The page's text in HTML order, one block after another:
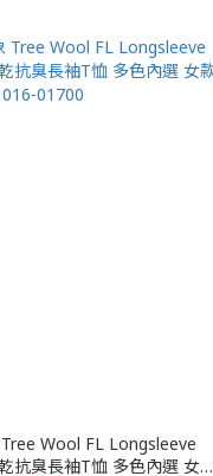
Wool FL Longsleeve
抗臭長袖T恤 多色內選 女款